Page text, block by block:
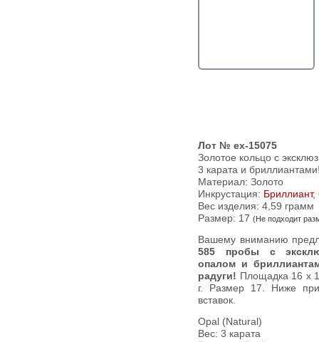
Лот № ex-15075
Золотое кольцо с
3 карата и
Материал: Золото
Инкрустация: Бриллиант,
Вес изделия: 4,59 грамм
Размер: 17 (Не подходит
Вашему вниманию
585 пробы c
опалом и
радуги! Площадка 16 х
г. Размер 17. Ниже
вставок.
Opal (Natural)
Вес: 3 карата